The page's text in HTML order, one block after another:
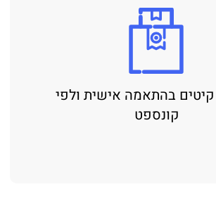
בהתאמה אישית ולפי
קונספט